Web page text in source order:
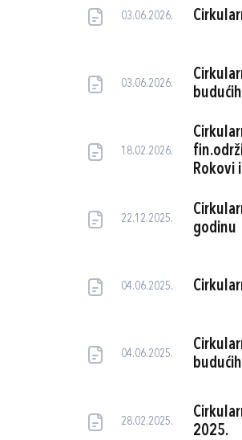
03.06.2026.
03.06.2026.
18.02.2026.
Rokovi
22.12.2025.
godinu
04.06.2025.
04.06.2025.
28.02.2025.
2025.